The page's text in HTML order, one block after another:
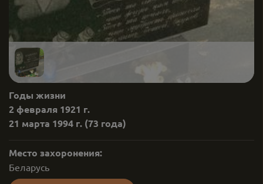
Годы жизни
2 февраля 1921 г.
21 марта 1994 г. (73 года)
Место захоронения:
Беларусь